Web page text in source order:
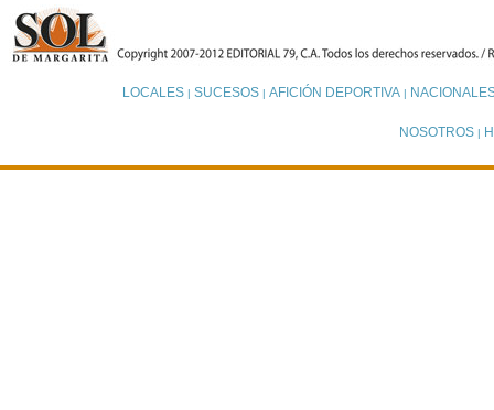
LOCALES| SUCESOS| AFICIÓN DEPORTIVA|
NOSOTROS |